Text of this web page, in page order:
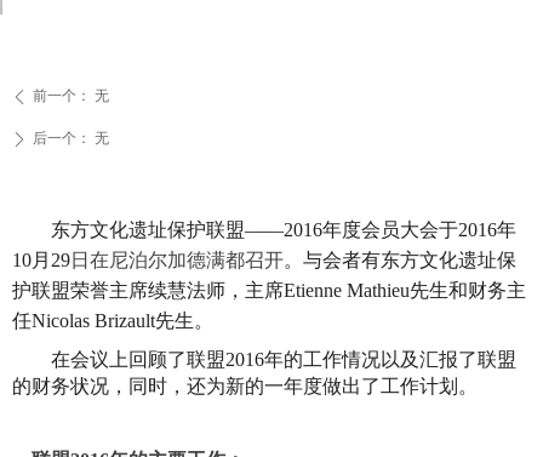
东方文化遗址保护联盟——2016年度会员大会于2016年
10月29日在尼泊尔加德满都召开。与会者有东方文化遗址保
护联盟荣誉主席续慧法师，主席Etienne Mathieu先生和财务主
任Nicolas Brizault先生。
在会议上回顾了联盟2016年的工作情况以及汇报了联盟
的财务状况，同时，还为新的一年度做出了工作计划。
ꄴ 前一个： 无
ꄲ 后一个： 无